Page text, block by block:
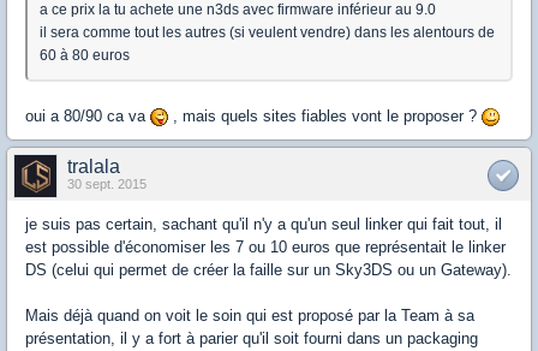
a ce prix la tu achete une n3ds avec firmware inférieur au 9.0
il sera comme tout les autres (si veulent vendre) dans les alentours de
60 à 80 euros
oui a 80/90 ca va , mais quels sites fiables vont le proposer ?
tralala
30 sept. 2015
je suis pas certain, sachant qu'il n'y a qu'un seul linker qui fait tout, il
est possible d'économiser les 7 ou 10 euros que représentait le linker
DS (celui qui permet de créer la faille sur un Sky3DS ou un Gateway).
Mais déjà quand on voit le soin qui est proposé par la Team à sa
présentation, il y a fort à parier qu'il soit fourni dans un packaging